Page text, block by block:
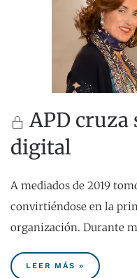
APD cruza
digital
A mediados de 2019
convirtiéndose en la
organización. Durante
LEER MÁS »